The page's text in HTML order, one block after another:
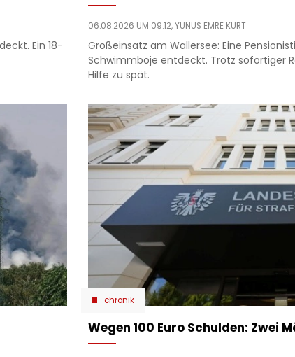
Ein 18-
06.08.2026 UM 09:12,YUNUS EMRE KURT
Großeinsatz am Wallersee: Eine
Schwimmboje entdeckt. Trotz sofortiger
Hilfe zu spät.
chronik
Wegen 100 Euro Schulden: Zwei